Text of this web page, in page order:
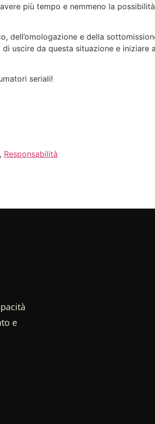
più tempo e nemmeno la
dell’omologazione e della
uscire da questa situazione e
seriali!
, Responsabilità
e